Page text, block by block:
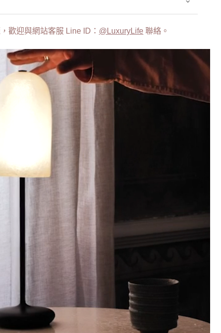
歡迎與網站客服 Line ID： @LuxuryLife 聯絡。